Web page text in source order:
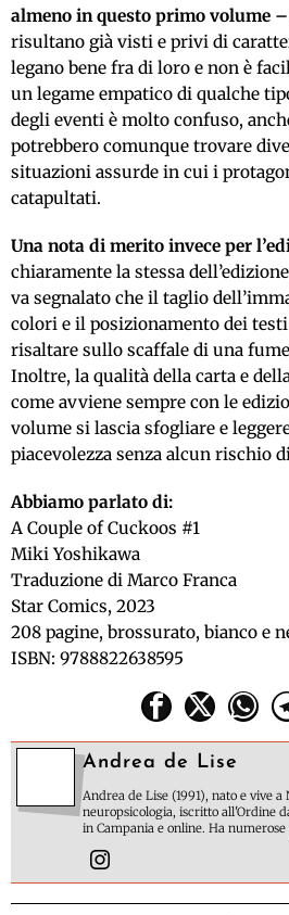
almeno in questo primo volume
risultano già visti e privi di
legano bene fra di loro e non è
un legame empatico di qualche
degli eventi è molto confuso,
potrebbero comunque trovare
situazioni assurde in cui i
catapultati.
Una nota di merito invece per
chiaramente la stessa
va segnalato che il taglio
colori e il posizionamento dei
risaltare sullo scaffale di una
Inoltre, la qualità della carta e
come avviene sempre con le
volume si lascia sfogliare e
piacevolezza senza alcun rischio
Abbiamo parlato di:
A Couple of Cuckoos #1
Miki Yoshikawa
Traduzione di Marco Franca
Star Comics, 2023
208 pagine, brossurato, bianco e
ISBN: 9788822638595
Andrea de Lise
Andrea de Lise (1991), nato e vive
neuropsicologia, iscritto all'Ordine
in Campania e online. Ha